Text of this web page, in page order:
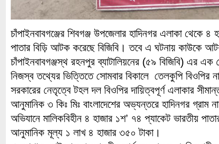
চাঁপাইনবাবগঞ্জের শিবগঞ্জ উপজেলার হাদিনগর এলাকা থেকে ৪
পাতার বিড়ি আটক করেছে বিজিবি। তবে এ ঘটনায় কাউকে
চাঁপাইনবাবগঞ্জস্থ রহনপুর ব্যাটালিয়নের (৫৯ বিজিবি) এর এক
নিজস্ব তথ্যের ভিত্তিতে সোমবার বিকালে তেলকুপি বিওপির
সরকারের নেতৃত্বে টহল দল বিওপির দায়িত্বপূর্ণ এলাকার
আনুমানিক ৩ কিঃ মিঃ বাংলাদেশের অভ্যন্তরে হাদিনগর গ্রাম
অভিযানে মালিকবিহীন ৪ হাজার ১শ’ ৭৪ প্যাকেট ভারতীয়
আনুমানিক মূল্য ১ লাখ ৪ হাজার ৩৫০ টাকা।